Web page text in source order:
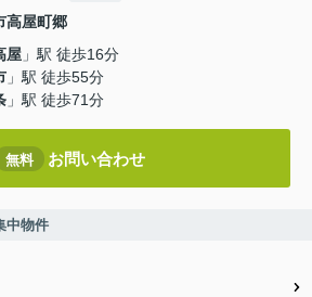
高屋町郷
屋 」駅 徒歩16分
」駅 徒歩55分
」駅 徒歩71分
無料 お問い合わせ
中物件